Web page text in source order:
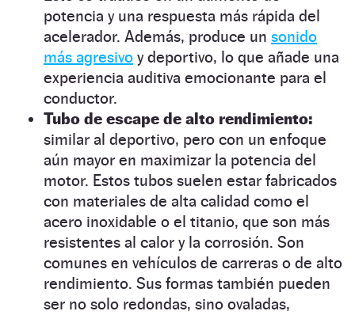
potencia y una respuesta más rápida del
acelerador. Además, produce un sonido
más agresivo y deportivo, lo que añade una
experiencia auditiva emocionante para el
conductor.
Tubo de escape de alto rendimiento:
similar al deportivo, pero con un enfoque
aún mayor en maximizar la potencia del
motor. Estos tubos suelen estar fabricados
con materiales de alta calidad como el
acero inoxidable o el titanio, que son más
resistentes al calor y la corrosión. Son
comunes en vehículos de carreras o de alto
rendimiento. Sus formas también pueden
ser no solo redondas, sino ovaladas,